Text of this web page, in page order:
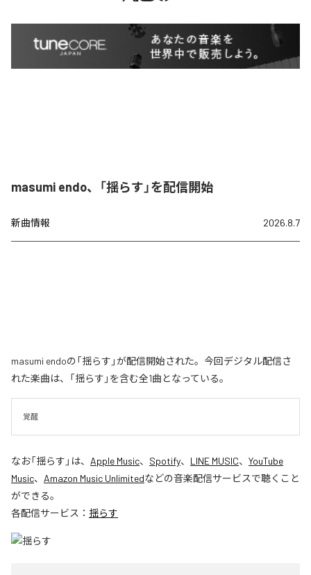
masumi endo、「揺らす」を配信開始
新曲情報 2026.8.7
masumi endoの「揺らす」が配信開始された。今回デジタル配信さ
れた楽曲は、「揺らす」を含む全1曲となっている。
覚醒
なお「揺らす 」は、 Apple Music、 Spotify、 LINE MUSIC、 YouTube
Music、 Amazon Music Unlimitedなどの音楽配信サービスで聴くこと
ができる。
各配信サービス： 揺らす